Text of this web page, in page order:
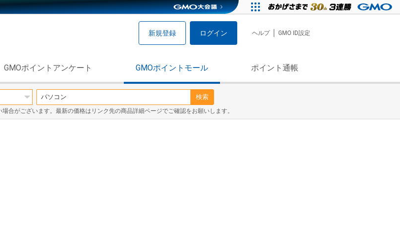
新規登録 ログイン ヘルプ GMO ID設定
GMOポイントアンケート GMOポイントモール ポイント通帳
検索
合がございます。最新の価格はリンク先の商品詳細ページでご確認をお願いします。